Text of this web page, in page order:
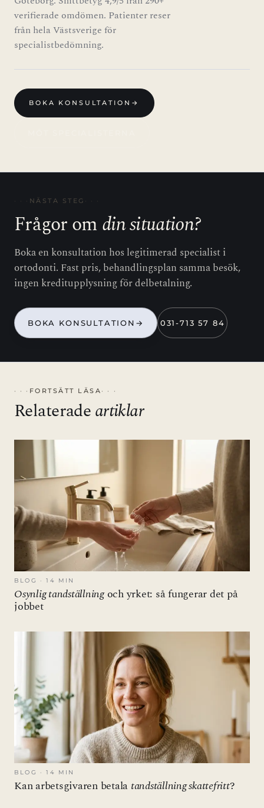
verifierade omdömen. Patienter reser
från hela Västsverige för
specialistbedömning.
BOKA KONSULTATION →
NÄSTA STEG
Frågor omdin situation?
Boka en konsultation hos legitimerad specialist i
ortodonti. Fast pris, behandlingsplan samma besök,
ingen kreditupplysning för delbetalning.
BOKA KONSULTATION → 031-713 57 84
FORTSÄTT LÄSA
Relateradeartiklar
BLOG · 14 MIN
Osynlig tandställningoch yrket: så fungerar det på
jobbet
BLOG · 14 MIN
Kan arbetsgivaren betala tandställning skattefritt?